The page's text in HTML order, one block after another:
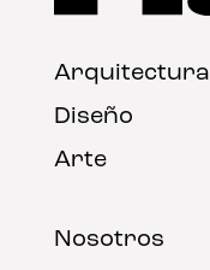
Arquitectura
Diseño
Arte
Nosotros